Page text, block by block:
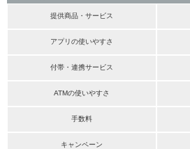
提供商品・サービス
アプリの使いやすさ
付帯・連携サービス
ATMの使いやすさ
手数料
キャンペーン